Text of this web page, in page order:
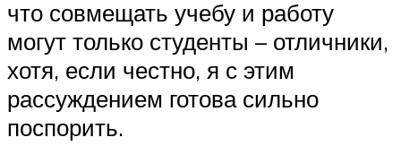
что совмещать учебу и работу
могут только студенты – отличники,
хотя, если честно, я с этим
рассуждением готова сильно
поспорить.